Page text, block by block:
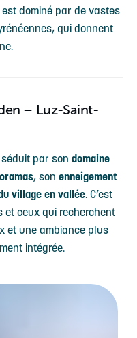
est dominé par de vastes
qui donnent
– Luz-Saint-
par son domaine
, son enneigement
village en vallée. C’est
et ceux qui recherchent
et une ambiance plus
intégrée.